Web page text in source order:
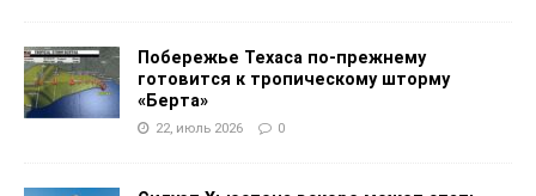
Побережье Техаса по-прежнему
готовится к тропическому шторму
«Берта»
22, июль 2026 0